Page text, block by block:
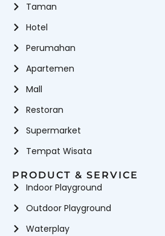
Taman
Hotel
Perumahan
Apartemen
Mall
Restoran
Supermarket
Tempat Wisata
PRODUCT & SERVICE
Indoor Playground
Outdoor Playground
Waterplay